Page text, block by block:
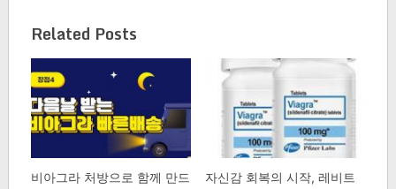
Related Posts
비아그라 처방으로 함께 만드
자신감 회복의 시작, 레비트